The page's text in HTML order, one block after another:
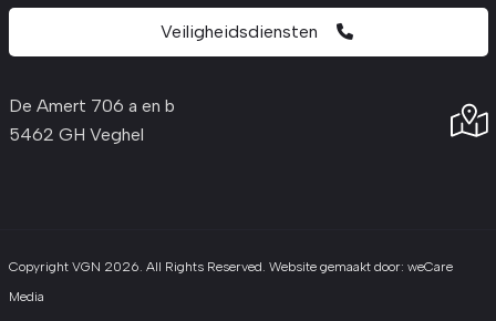
Veiligheidsdiensten
De Amert 706 a en b
5462 GH Veghel
Copyright VGN 2026. All Rights Reserved. Website gemaakt door: weCare
Media